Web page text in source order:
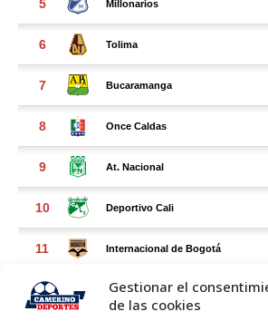
Gestionar el
de las cookies